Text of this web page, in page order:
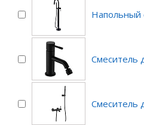
Напольный
Смеситель
Смеситель